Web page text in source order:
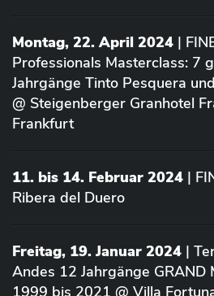
Montag, 22. April 2024 |
Professionals Masterclass: 7
Jahrgänge Tinto Pesquera
@ Steigenberger Granhotel
Frankfurt
11. bis 14. Februar 2024 |
Ribera del Duero
Freitag, 19. Januar 2024 |
Andes 12 Jahrgänge GRAND
1999 bis 2021 @ Villa